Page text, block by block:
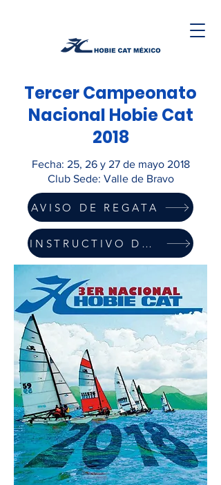
Tercer Campeonato
Nacional Hobie Cat
2018
Fecha: 25, 26 y 27 de mayo 2018
Club Sede: Valle de Bravo
AVISO DE REGATA
INSTRUCTIVO DE REGATA